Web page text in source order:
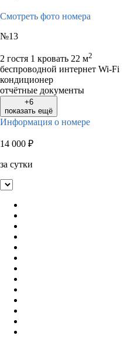
Смотреть фото номера
№13
2 гостя 1 кровать 22 м2
беспроводной интернет Wi-Fi
кондиционер
отчётные документы
+6
показать ещё
Информация о номере
14 000 ₽
за сутки